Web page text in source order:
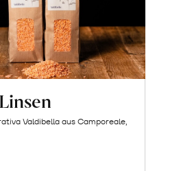
Valdibella aus Camporeale,